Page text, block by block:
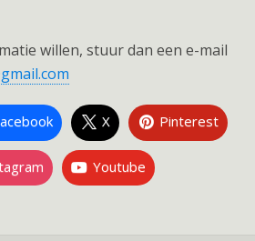
willen, stuur dan een e-mail
X Pinterest
Youtube